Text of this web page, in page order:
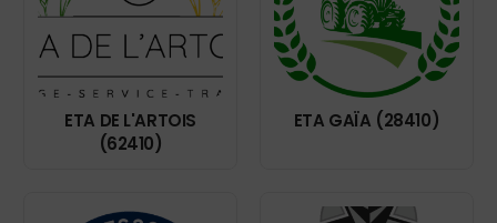
ETA DE L'ARTOIS
(62410)
ETA GAÏA (28410)